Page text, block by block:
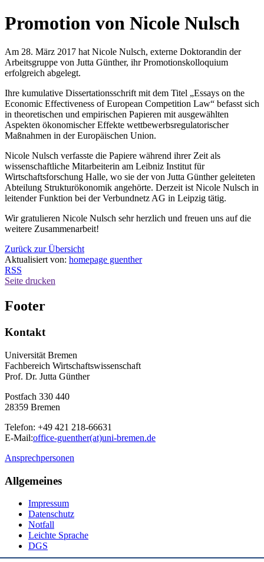
Promotion von Nicole Nulsch
Am 28. März 2017 hat Nicole Nulsch, externe Doktorandin der
Arbeitsgruppe von Jutta Günther, ihr Promotionskolloquium
erfolgreich abgelegt.
Ihre kumulative Dissertationsschrift mit dem Titel „Essays on the
Economic Effectiveness of European Competition Law“ befasst sich
in theoretischen und empirischen Papieren mit ausgewählten
Aspekten ökonomischer Effekte wettbewerbsregulatorischer
Maßnahmen in der Europäischen Union.
Nicole Nulsch verfasste die Papiere während ihrer Zeit als
wissenschaftliche Mitarbeiterin am Leibniz Institut für
Wirtschaftsforschung Halle, wo sie der von Jutta Günther geleiteten
Abteilung Strukturökonomik angehörte. Derzeit ist Nicole Nulsch in
leitender Funktion bei der Verbundnetz AG in Leipzig tätig.
Wir gratulieren Nicole Nulsch sehr herzlich und freuen uns auf die
weitere Zusammenarbeit!
Zurück zur Übersicht
Aktualisiert von: homepage guenther
RSS
Seite drucken
Footer
Kontakt
Universität Bremen
Fachbereich Wirtschaftswissenschaft
Prof. Dr. Jutta Günther
Postfach 330 440
28359 Bremen
Telefon: +49 421 218-66631
E-Mail:office-guenther(at)uni-bremen.de
Ansprechpersonen
Allgemeines
Impressum
Datenschutz
Notfall
Leichte Sprache
DGS